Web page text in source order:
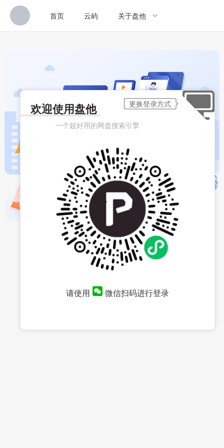
首页 云屿 关于盘他
欢迎使用盘他
一个超好用的网盘搜索引擎
请使用 微信扫码进行登录